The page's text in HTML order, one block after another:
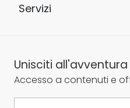
Servizi
Unisciti all'avventura
Accesso a contenuti e